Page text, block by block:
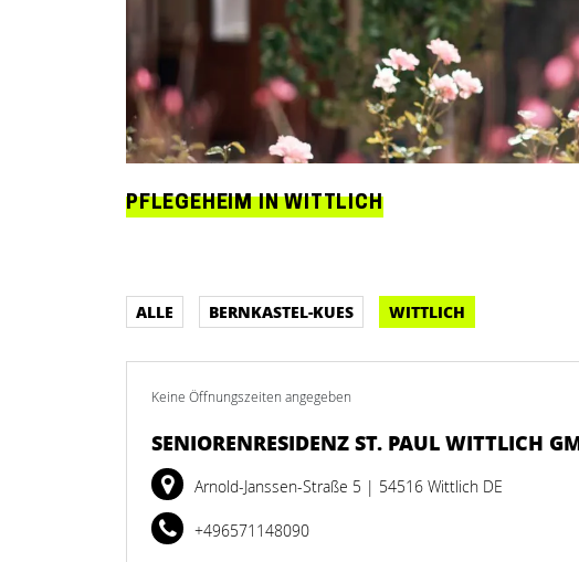
PFLEGEHEIM IN WITTLICH
ALLE BERNKASTEL-KUES WITTLICH
Keine Öffnungszeiten angegeben
SENIORENRESIDENZ ST. PAUL WITTLICH
Arnold-Janssen-Straße 5 | 54516 Wittlich DE
+496571148090